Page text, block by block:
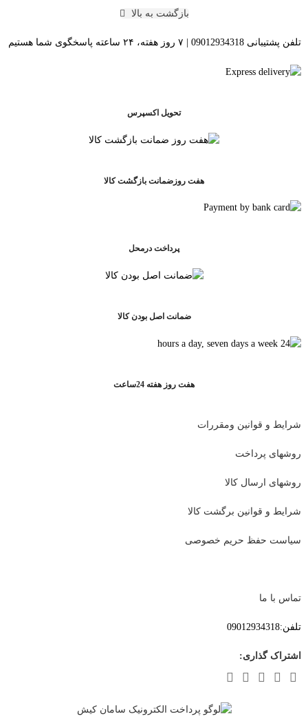
بازگشت به بالا
تلفن پشتیبانی 09012934318 | ۷ روز هفته، ۲۴ ساعته پاسخگوی شما هستیم
تحویل اکسپرس
هفت روزضمانت بازگشت کالا
پرداخت درمحل
ضمانت اصل بودن کالا
هفت روز هفته 24ساعت
شرایط و قوانین ومقررات
روشهای پرداخت
روشهای ارسال کالا
شرایط و قوانین برگشت کالا
سیاست حفظ حریم خصوصی
تماس با ما
تلفن:09012934318
اشتراک گذاری: